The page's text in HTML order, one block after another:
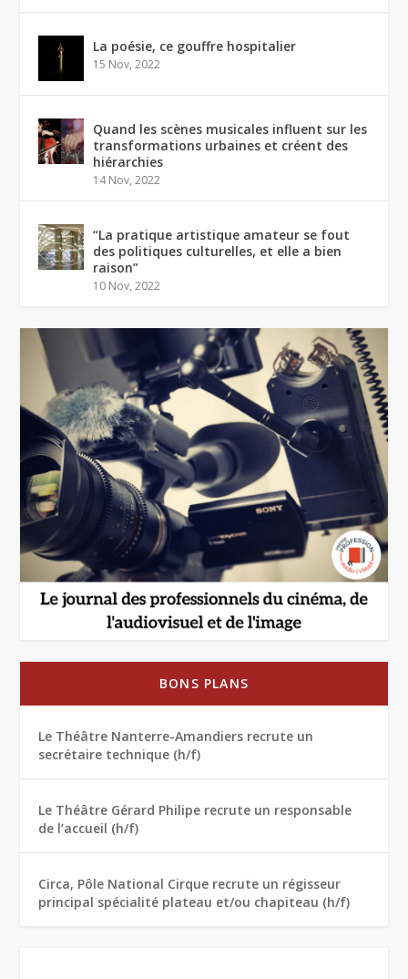
La poésie, ce gouffre hospitalier
15 Nov, 2022
Quand les scènes musicales influent sur les
transformations urbaines et créent des
hiérarchies
14 Nov, 2022
“La pratique artistique amateur se fout
des politiques culturelles, et elle a bien
raison”
10 Nov, 2022
BONS PLANS
Le Théâtre Nanterre-Amandiers recrute un
secrétaire technique (h/f)
Le Théâtre Gérard Philipe recrute un responsable
de l’accueil (h/f)
Circa, Pôle National Cirque recrute un régisseur
principal spécialité plateau et/ou chapiteau (h/f)